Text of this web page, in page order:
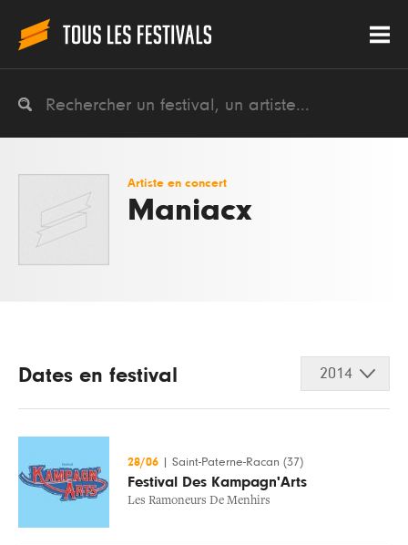
Artiste en concert
Maniacx
Dates en festival 2014
28/06 Saint-Paterne-Racan (37)
Festival Des Kampagn'Arts
Les Ramoneurs De Menhirs